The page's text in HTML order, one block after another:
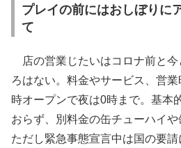
プレイの前にはおしぼりに
て
店の営業じたいはコロナ前と今
ろはない。料金やサービス、営
時オープンで夜は0時まで。基本
おらず、別料金の缶チューハイや
ただし緊急事態宣言中は国の要